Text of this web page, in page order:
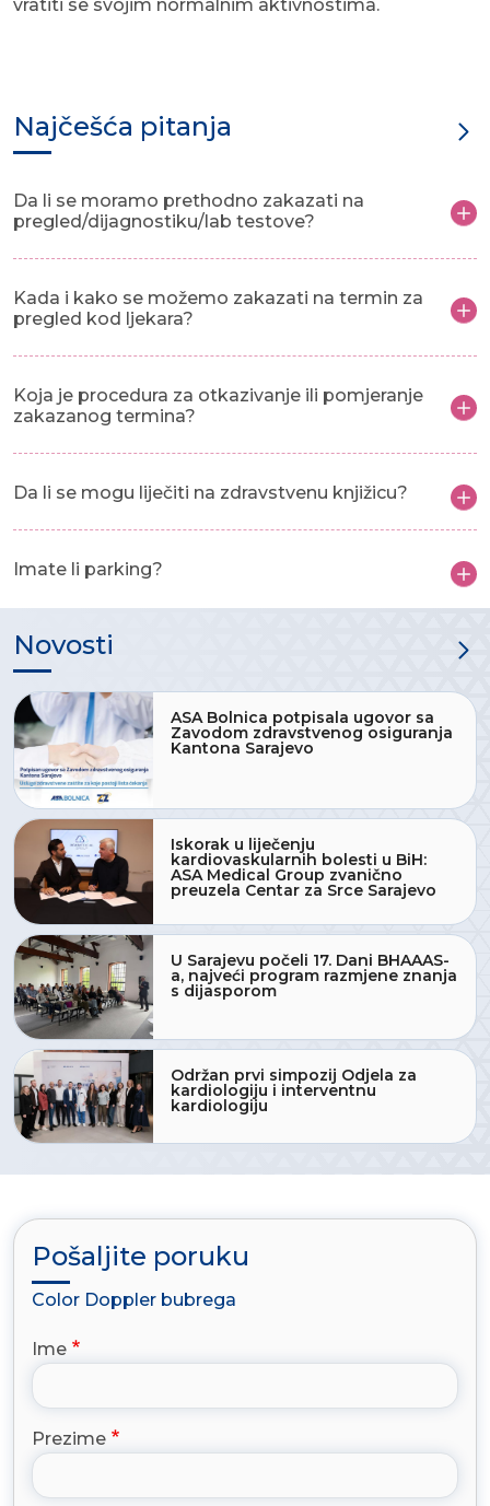
vratiti se svojim normalnim aktivnostima.
Najčešća pitanja
Da li se moramo prethodno zakazati na
pregled/dijagnostiku/lab testove?
Kada i kako se možemo zakazati na termin za
pregled kod ljekara?
Koja je procedura za otkazivanje ili pomjeranje
zakazanog termina?
Da li se mogu liječiti na zdravstvenu knjižicu?
Imate li parking?
Novosti
ASA Bolnica potpisala ugovor sa
Zavodom zdravstvenog osiguranja
Kantona Sarajevo
Iskorak u liječenju
kardiovaskularnih bolesti u BiH:
ASA Medical Group zvanično
preuzela Centar za Srce Sarajevo
U Sarajevu počeli 17. Dani BHAAAS-
a, najveći program razmjene znanja
s dijasporom
Održan prvi simpozij Odjela za
kardiologiju i interventnu
kardiologiju
Pošaljite poruku
Color Doppler bubrega
Ime
Prezime